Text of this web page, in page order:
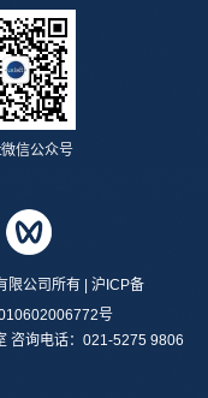
信公众号
公司所有 | 沪ICP备
号
咨询电话：021-5275 9806